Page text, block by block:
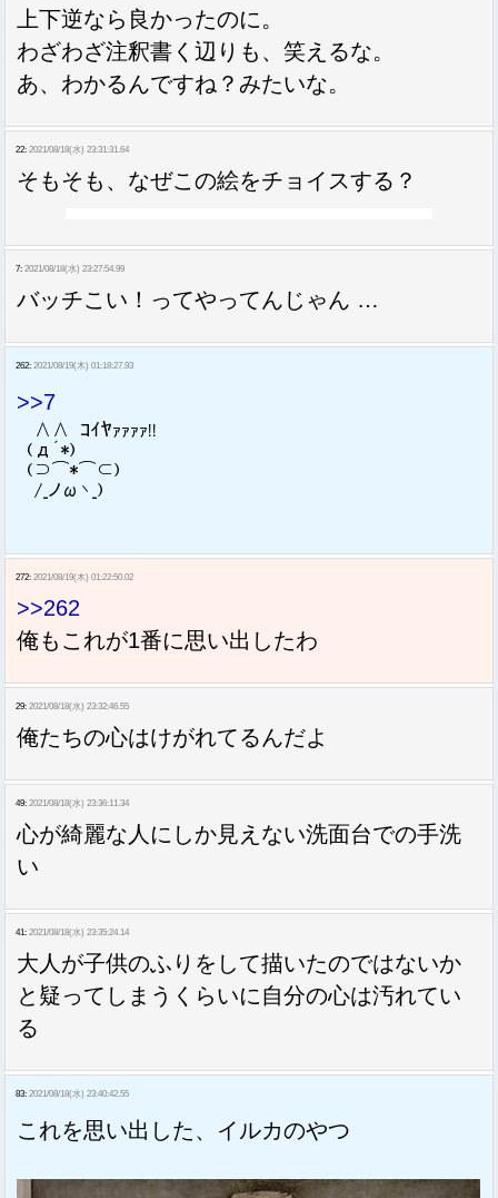
上下逆なら良かったのに。
わざわざ注釈書く辺りも、笑えるな。
あ、わかるんですね？みたいな。
22: 2021/08/18(水) 23:31:31.64
そもそも、なぜこの絵をチョイスする？
7: 2021/08/18(水) 23:27:54.99
バッチこい！ってやってんじゃん …
262: 2021/08/19(木) 01:18:27.93
>>7
272: 2021/08/19(木) 01:22:50.02
>>262
俺もこれが1番に思い出したわ
29: 2021/08/18(水) 23:32:46.55
俺たちの心はけがれてるんだよ
49: 2021/08/18(水) 23:36:11.34
心が綺麗な人にしか見えない洗面台での手洗
い
41: 2021/08/18(水) 23:35:24.14
大人が子供のふりをして描いたのではないか
と疑ってしまうくらいに自分の心は汚れてい
る
83: 2021/08/18(水) 23:40:42.55
これを思い出した、イルカのやつ